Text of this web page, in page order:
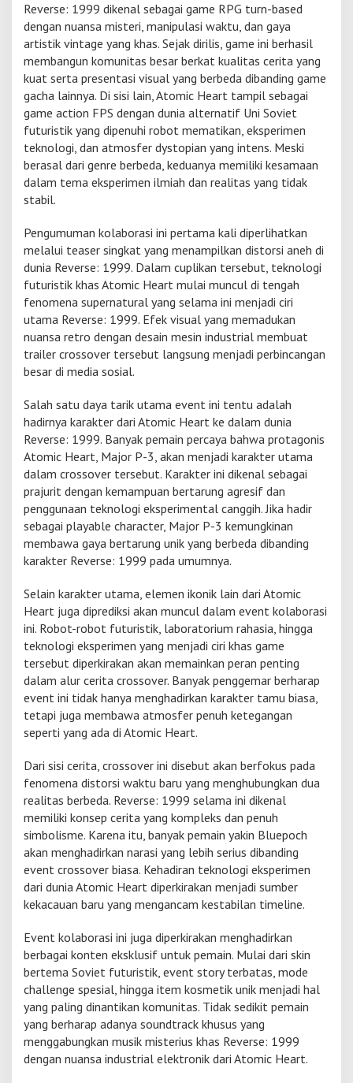
F
a
n
s
O
p
t
i
m
i
s
Reverse: 1999 dikenal sebagai game RPG turn-based
dengan nuansa misteri, manipulasi waktu, dan gaya
artistik vintage yang khas. Sejak dirilis, game ini berhasil
membangun komunitas besar berkat kualitas cerita yang
kuat serta presentasi visual yang berbeda dibanding game
gacha lainnya. Di sisi lain, Atomic Heart tampil sebagai
game action FPS dengan dunia alternatif Uni Soviet
futuristik yang dipenuhi robot mematikan, eksperimen
teknologi, dan atmosfer dystopian yang intens. Meski
berasal dari genre berbeda, keduanya memiliki kesamaan
dalam tema eksperimen ilmiah dan realitas yang tidak
stabil.
Pengumuman kolaborasi ini pertama kali diperlihatkan
melalui teaser singkat yang menampilkan distorsi aneh di
dunia Reverse: 1999. Dalam cuplikan tersebut, teknologi
futuristik khas Atomic Heart mulai muncul di tengah
fenomena supernatural yang selama ini menjadi ciri
utama Reverse: 1999. Efek visual yang memadukan
nuansa retro dengan desain mesin industrial membuat
trailer crossover tersebut langsung menjadi perbincangan
besar di media sosial.
Salah satu daya tarik utama event ini tentu adalah
hadirnya karakter dari Atomic Heart ke dalam dunia
Reverse: 1999. Banyak pemain percaya bahwa protagonis
Atomic Heart, Major P-3, akan menjadi karakter utama
dalam crossover tersebut. Karakter ini dikenal sebagai
prajurit dengan kemampuan bertarung agresif dan
penggunaan teknologi eksperimental canggih. Jika hadir
sebagai playable character, Major P-3 kemungkinan
membawa gaya bertarung unik yang berbeda dibanding
karakter Reverse: 1999 pada umumnya.
Selain karakter utama, elemen ikonik lain dari Atomic
Heart juga diprediksi akan muncul dalam event kolaborasi
ini. Robot-robot futuristik, laboratorium rahasia, hingga
teknologi eksperimen yang menjadi ciri khas game
tersebut diperkirakan akan memainkan peran penting
dalam alur cerita crossover. Banyak penggemar berharap
event ini tidak hanya menghadirkan karakter tamu biasa,
tetapi juga membawa atmosfer penuh ketegangan
seperti yang ada di Atomic Heart.
Dari sisi cerita, crossover ini disebut akan berfokus pada
fenomena distorsi waktu baru yang menghubungkan dua
realitas berbeda. Reverse: 1999 selama ini dikenal
memiliki konsep cerita yang kompleks dan penuh
simbolisme. Karena itu, banyak pemain yakin Bluepoch
akan menghadirkan narasi yang lebih serius dibanding
event crossover biasa. Kehadiran teknologi eksperimen
dari dunia Atomic Heart diperkirakan menjadi sumber
kekacauan baru yang mengancam kestabilan timeline.
Event kolaborasi ini juga diperkirakan menghadirkan
berbagai konten eksklusif untuk pemain. Mulai dari skin
bertema Soviet futuristik, event story terbatas, mode
challenge spesial, hingga item kosmetik unik menjadi hal
yang paling dinantikan komunitas. Tidak sedikit pemain
yang berharap adanya soundtrack khusus yang
menggabungkan musik misterius khas Reverse: 1999
dengan nuansa industrial elektronik dari Atomic Heart.